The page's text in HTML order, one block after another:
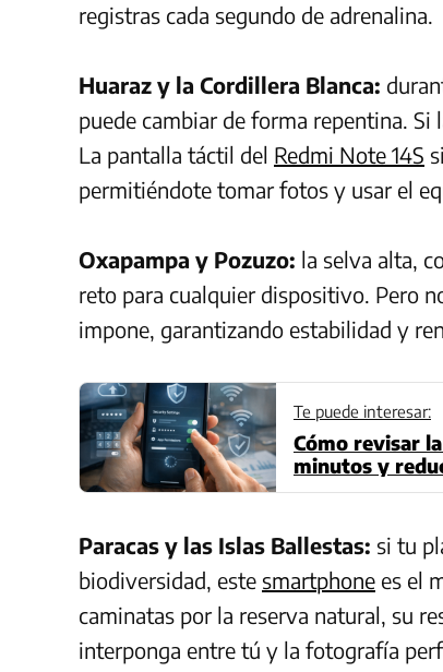
registras cada segundo de adrenalina.
Huaraz y la Cordillera Blanca:
puede cambiar de forma repentina. Si
La pantalla táctil del Redmi Note 14S
permitiéndote tomar fotos y usar el
Oxapampa y Pozuzo: la selva alta,
reto para cualquier dispositivo. Pero
impone, garantizando estabilidad y
Te puede interesar:
Cómo revisar
minutos y
Paracas y las Islas Ballestas: si tu
biodiversidad, este smartphone es el
caminatas por la reserva natural, su
interponga entre tú y la fotografía